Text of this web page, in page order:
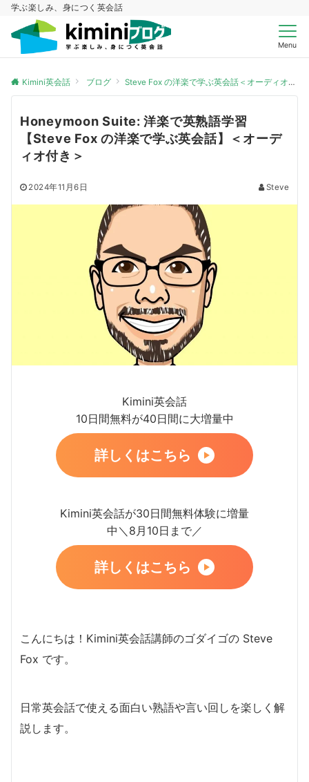
学ぶ楽しみ、身につく英会話
Menu
Kimini英会話 ブログ Steve Fox の洋楽で学ぶ英会話＜オーディオ付き＞
Honeymoon Suite: 洋楽で英熟語学習
【Steve Fox の洋楽で学ぶ英会話】＜オーデ
ィオ付き＞
2024年11月6日 Steve
Kimini英会話
10日間無料が40日間に大増量中
詳しくはこちら
Kimini英会話が30日間無料体験に増量
中＼8月10日まで／
詳しくはこちら
こんにちは！Kimini英会話講師のゴダイゴの Steve
Fox です。
日常英会話で使える面白い熟語や言い回しを楽しく解
説します。